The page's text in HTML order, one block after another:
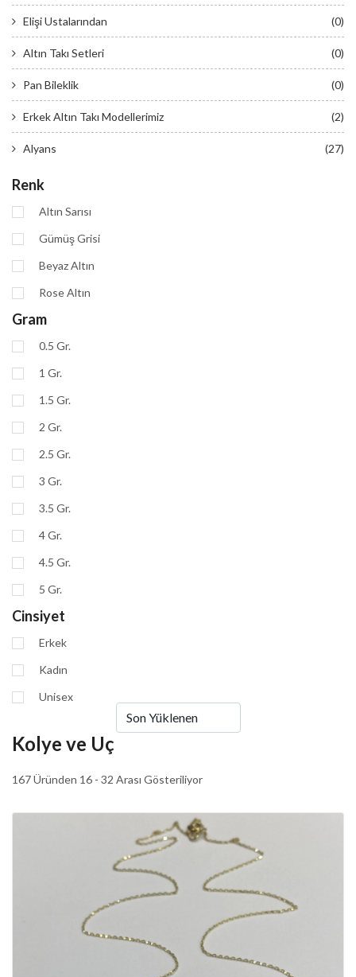
Elişi Ustalarından (0)
Altın Takı Setleri (0)
Pan Bileklik (0)
Erkek Altın Takı Modellerimiz (2)
Alyans (27)
Renk
Altın Sarısı
Gümüş Grisi
Beyaz Altın
Rose Altın
Gram
0.5 Gr.
1 Gr.
1.5 Gr.
2 Gr.
2.5 Gr.
3 Gr.
3.5 Gr.
4 Gr.
4.5 Gr.
5 Gr.
Cinsiyet
Erkek
Kadın
Unisex
Kolye ve Uç
167 Üründen 16 - 32 Arası Gösteriliyor